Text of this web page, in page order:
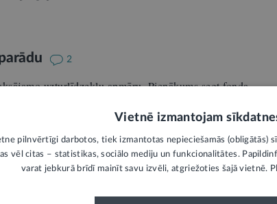
2
uzturlīdzekļu apmēru. Pienākums segt fonda
starpību ir…
kā pareizi jābūt rakstītai apelācijas sūdzībai lietā par
Vietnē izmantojam
pilnvērtīgi darbotos, tiek izmantotas nepieciešamās (obligātās)
vēl citas – statistikas, sociālo mediju un funkcionalitātes.
varat jebkurā brīdī mainīt savu izvēli, atgriežoties šajā vietnē.